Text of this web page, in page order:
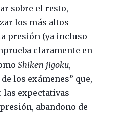
sobre el resto,
los más altos
presión (ya incluso
claramente en
Shiken jigoku,
los exámenes” que,
las expectativas
abandono de